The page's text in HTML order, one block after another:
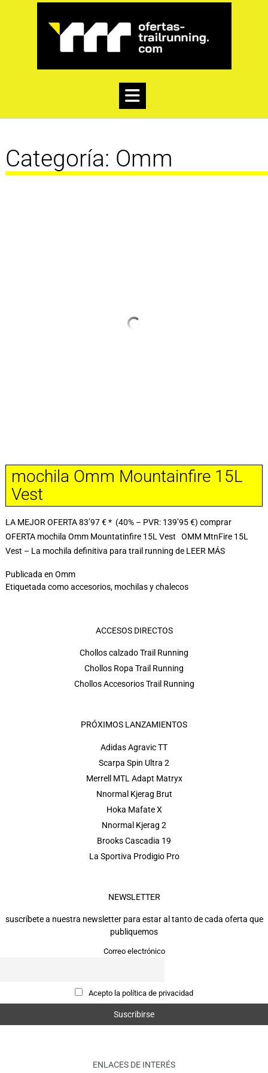
Categoría: Omm
mochila Omm Mountainfire 15L
Vest
LA MEJOR OFERTA 83’97 € * (40% – PVR: 139’95 €) comprar
OFERTA mochila Omm Mountatinfire 15L Vest OMM MtnFire 15L
Vest – La mochila definitiva para trail running de LEER MÁS
Publicada en Omm
Etiquetada comoaccesorios, mochilas y chalecos
ACCESOS DIRECTOS
Chollos calzado Trail Running
Chollos Ropa Trail Running
Chollos Accesorios Trail Running
PRÓXIMOS LANZAMIENTOS
Adidas Agravic TT
Scarpa Spin Ultra 2
Merrell MTL Adapt Matryx
Nnormal Kjerag Brut
Hoka Mafate X
Nnormal Kjerag 2
Brooks Cascadia 19
La Sportiva Prodigio Pro
NEWSLETTER
suscríbete a nuestra newsletter para estar al tanto de cada oferta que
publiquemos
Correo electrónico
Acepto la política de privacidad
ENLACES DE INTERÉS